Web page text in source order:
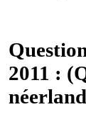
2011 :